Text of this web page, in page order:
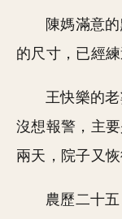
陳媽滿意
的尺寸，已經
王快樂的
沒想報警，主
兩天，院子又
農歷二十